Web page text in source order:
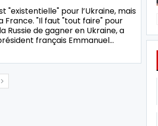
"existentielle" pour l’Ukraine, mais
France. "Il faut "tout faire" pour
Russie de gagner en Ukraine, a
français Emmanuel…